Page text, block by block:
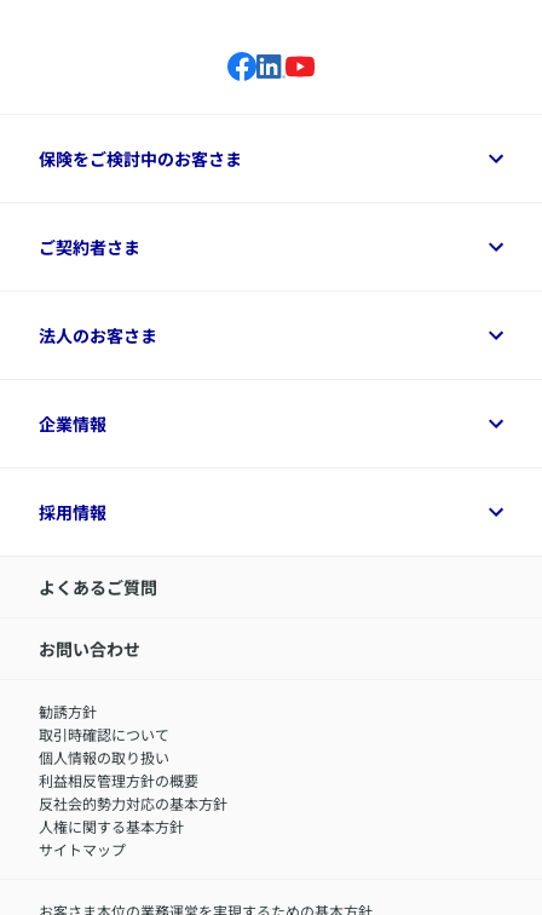
保険をご検討中のお客さま
保険をご検討中のお客さまトップ
資料請求
変額保険各種情報
ご契約者さま
ご契約者さまトップ
デジタル約款
令和8年（2026年）分の生命保険料控除証明書について
アクサのネット完結保険（旧アクサダイレクト生命）
法人のお客さま
法人のお客さまトップ
経営者サポートサービス
企業情報
企業情報トップ
アクサ生命が選ばれる理由
IR情報
サステナビリティの取り組み
​お客さまを金融犯罪からお守りするために
アクサグループについて
採用情報
採用情報トップ
中途採用：内勤正社員
職）
中途採用：フィナンシャルプラン・アドバイザー（営業職）
障害者採用
よくあるご質問
お問い合わせ
勧誘方針
取引時確認について
個人情報の取り扱い
利益相反管理方針の概要
反社会的勢力対応の基本方針
人権に関する基本方針
サイトマップ